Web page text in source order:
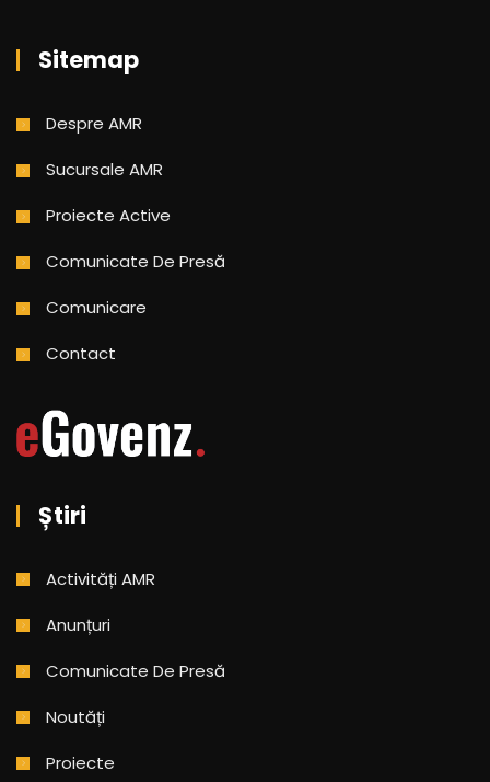
Sitemap
Despre AMR
Sucursale AMR
Proiecte Active
Comunicate De Presă
Comunicare
Contact
Știri
Activități AMR
Anunțuri
Comunicate De Presă
Noutăți
Proiecte